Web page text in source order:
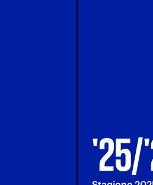
'25/